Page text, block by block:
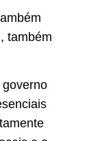
também